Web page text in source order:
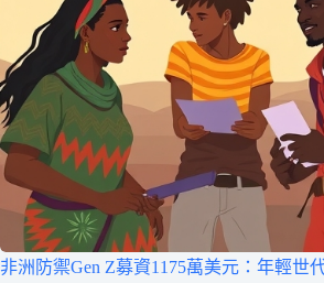
非洲防禦Gen Z募資1175萬美元：年輕世